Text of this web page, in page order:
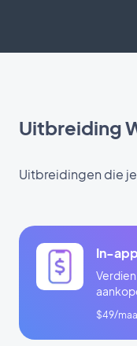
Uitbreiding
Uitbreidingen die
In-
$49/